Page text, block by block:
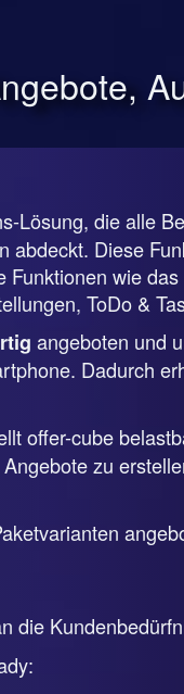
Lösung, die alle
Diese
wie
ToDo &
angeboten und
Dadurch
offer-cube
zu
die